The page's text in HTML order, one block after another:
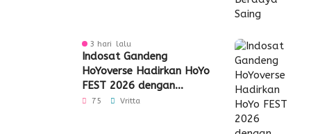
3 hari lalu
Indosat Gandeng
HoYoverse Hadirkan HoYo
FEST 2026 dengan
Dukungan 5G
75 Vritta